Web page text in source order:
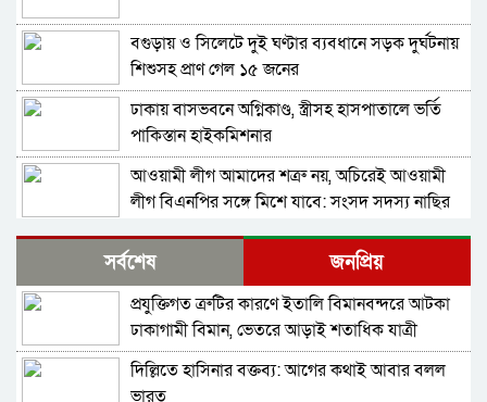
বগুড়ায় ও সিলেটে দুই ঘণ্টার ব্যবধানে সড়ক দুর্ঘটনায়
শিশুসহ প্রাণ গেল ১৫ জনের
ঢাকায় বাসভবনে অগ্নিকাণ্ড, স্ত্রীসহ হাসপাতালে ভর্তি
পাকিস্তান হাইকমিশনার
আওয়ামী লীগ আমাদের শত্রু নয়, অচিরেই আওয়ামী
লীগ বিএনপির সঙ্গে মিশে যাবে: সংসদ সদস্য নাছির
শহীদ আহসান জুলাই যোদ্ধা নন—দাবি বিএনপি নেতার,
জামায়াত নেতা বললেন, ‘সারজিসও ছাত্রলীগ করতেন’
সাকিব আল হাসানের বাড়িতে পেট্রোল ঢেলে আগুন
দেওয়ার চেষ্টা, ভাঙচুর
গাজীপুর-৫ আসনের সাবেক এমপি আখতারুজ্জামান
সর্বশেষ জনপ্রিয়
প্রযুক্তিগত ত্রুটির কারণে ইতালি বিমানবন্দরে আটকা
ঢাকাগামী বিমান, ভেতরে আড়াই শতাধিক যাত্রী
দিল্লিতে হাসিনার বক্তব্য: আগের কথাই আবার বলল
ভারত